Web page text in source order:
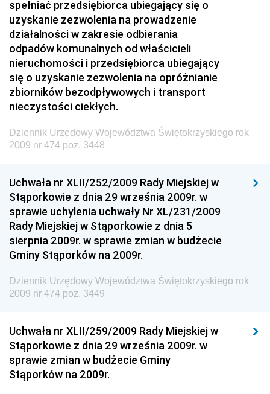
Dziennik Urzędowy Prezesa Urzędu Transportu
Kolejowego
Dziennik Urzędowy Ministra Przedsiębiorczości i
Technologii
Dziennik Urzędowy Ministra Inwestycji i Rozwoju
Dziennik Urzędowy Naczelnego Dyrektora Archiwów
Państwowych
Dziennik Urzędowy Ministra Finansów, Inwestycji i
Rozwoju
Dziennik Urzędowy Ministra Sportu
Dziennik Urzędowy Ministra Funduszy i Polityki
Regionalnej
Dziennik Urzędowy Ministra Aktywów Państwowych
Dziennik Urzędowy Ministra Zdrowia
Dziennik Urzędowy Ministra Środowiska i Głównego
Inspektora Ochrony Środowiska
Dziennik Urzędowy Ministerstwa Kultury, Dziedzictwa
Narodowego i Sportu
Dziennik Urzędowy Ministra Finansów, Funduszy i
spełniać przedsiębiorca ubiegający się o
uzyskanie zezwolenia na prowadzenie
działalności w zakresie odbierania
odpadów komunalnych od właścicieli
nieruchomości i przedsiębiorca ubiegający
się o uzyskanie zezwolenia na opróżnianie
zbiorników bezodpływowych i transport
nieczystości ciekłych.
Dziennik Urzędowy Województwa Świętokrzyskiego rok
2009 nr 474 poz. 3448
Uchwała nr XLII/252/2009 Rady Miejskiej w
Stąporkowie z dnia 29 września 2009r. w
sprawie uchylenia uchwały Nr XL/231/2009
Rady Miejskiej w Stąporkowie z dnia 5
sierpnia 2009r. w sprawie zmian w budżecie
Gminy Stąporków na 2009r.
Dziennik Urzędowy Województwa Świętokrzyskiego rok
2009 nr 474 poz. 3449
Uchwała nr XLII/259/2009 Rady Miejskiej w
Stąporkowie z dnia 29 września 2009r. w
sprawie zmian w budżecie Gminy
Stąporków na 2009r.